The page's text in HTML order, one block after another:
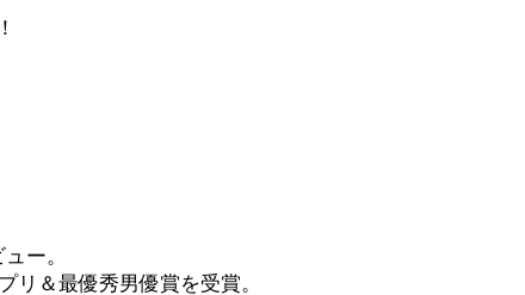
ー。
リ＆最優秀男優賞を受賞。